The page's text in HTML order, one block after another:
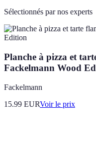
Sélectionnés par nos experts
Planche à pizza et
Fackelmann Wood
Fackelmann
15.99 EURVoir le prix